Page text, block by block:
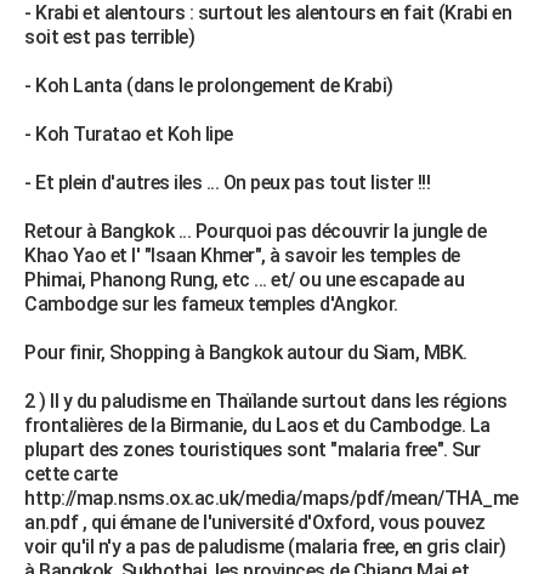
- Krabi et alentours : surtout les alentours en fait (Krabi en
soit est pas terrible)
- Koh Lanta (dans le prolongement de Krabi)
- Koh Turatao et Koh lipe
- Et plein d'autres iles ... On peux pas tout lister !!!
Retour à Bangkok ... Pourquoi pas découvrir la jungle de
Khao Yao et l' "Isaan Khmer", à savoir les temples de
Phimai, Phanong Rung, etc ... et/ ou une escapade au
Cambodge sur les fameux temples d'Angkor.
Pour finir, Shopping à Bangkok autour du Siam, MBK.
2 ) Il y du paludisme en Thaïlande surtout dans les régions
frontalières de la Birmanie, du Laos et du Cambodge. La
plupart des zones touristiques sont "malaria free". Sur
cette carte
http://map.nsms.ox.ac.uk/media/maps/pdf/mean/THA_me
an.pdf , qui émane de l'université d'Oxford, vous pouvez
voir qu'il n'y a pas de paludisme (malaria free, en gris clair)